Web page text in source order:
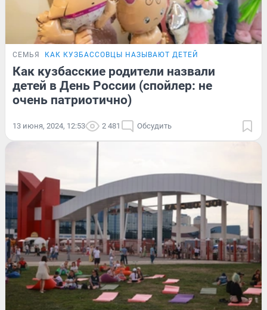
СЕМЬЯ КАК КУЗБАССОВЦЫ НАЗЫВАЮТ ДЕТЕЙ
Как кузбасские родители назвали
детей в День России (спойлер: не
очень патриотично)
13 июня, 2024, 12:53 2 481 Обсудить